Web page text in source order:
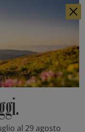
al 29 agosto